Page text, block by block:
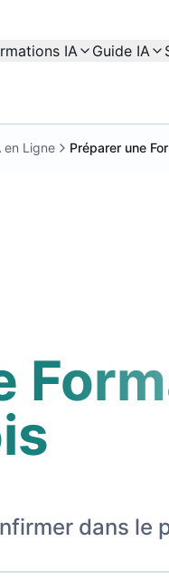
IA Guide IA
en Ligne Préparer une
dans le